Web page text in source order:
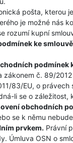
pošta, kterou
je možné nás
rozumí kupní
ke
podmínek
zákonem č. 89/
83/EU, o
li se o
obchodních
se k němu
prvkem. Právní
Úmluva OSN o